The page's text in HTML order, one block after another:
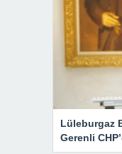
Lüleburgaz
Gerenli